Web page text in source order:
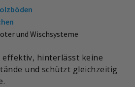
und Wischsysteme
effektiv, hinterlässt keine
und schützt gleichzeitig